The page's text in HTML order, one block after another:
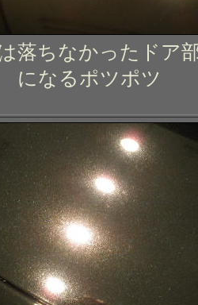
落ちなかったドア
になるポツポツ